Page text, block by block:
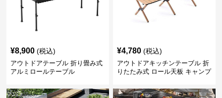
¥8,900 (税込)
アウトドアテーブル 折り畳み式
アルミロールテーブル
¥4,780 (税込)
アウトドアキッチンテーブル 折
りたたみ式 ロール天板 キャンプ